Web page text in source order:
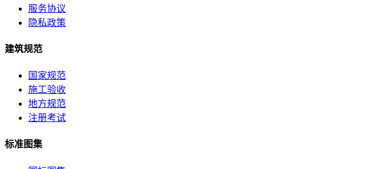
服务协议
隐私政策
建筑规范
国家规范
施工验收
地方规范
注册考试
标准图集